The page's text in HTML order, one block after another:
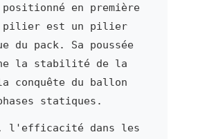
en première
est un pilier
du pack. Sa poussée
la stabilité de la
conquête du ballon
statiques.
l'efficacité dans les